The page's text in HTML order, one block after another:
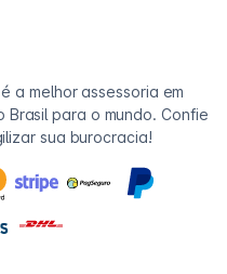
a melhor assessoria em
para o mundo. Confie
sua burocracia!